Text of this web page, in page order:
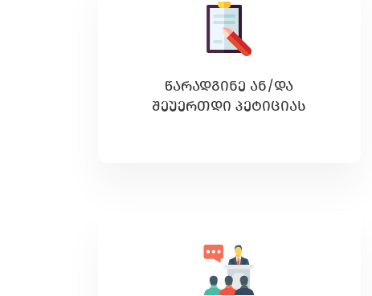
ᲬᲐᲠᲐᲓᲒᲘᲜᲔ ᲐᲜ/ᲓᲐ
ᲨᲔᲣᲔᲠᲗᲓᲘ ᲞᲔᲢᲘᲪᲘᲐᲡ